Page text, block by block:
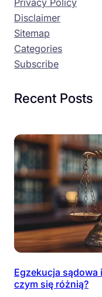
Disclaimer
Sitemap
Categories
Subscribe
Recent Posts
Egzekucja sądowa
czym się różnią?